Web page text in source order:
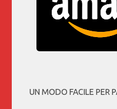
UN MODO FACILE PER